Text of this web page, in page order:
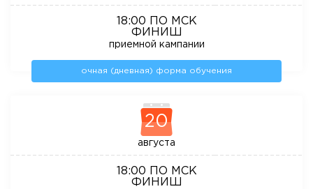
18:00 ПО МСК
ФИНИШ
приемной кампании
очная (дневная) форма обучения
20
августа
18:00 ПО МСК
ФИНИШ